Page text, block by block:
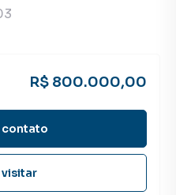
R$ 800.000,00